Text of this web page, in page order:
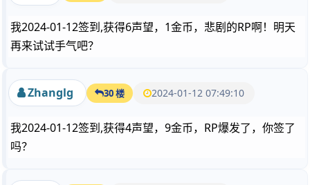
我2024-01-12签到,获得6声望，1金币，悲剧的RP啊！明天
再来试试手气吧？
Zhanglg 30 楼 2024-01-12 07:49:10
我2024-01-12签到,获得4声望，9金币，RP爆发了，你签了
吗？